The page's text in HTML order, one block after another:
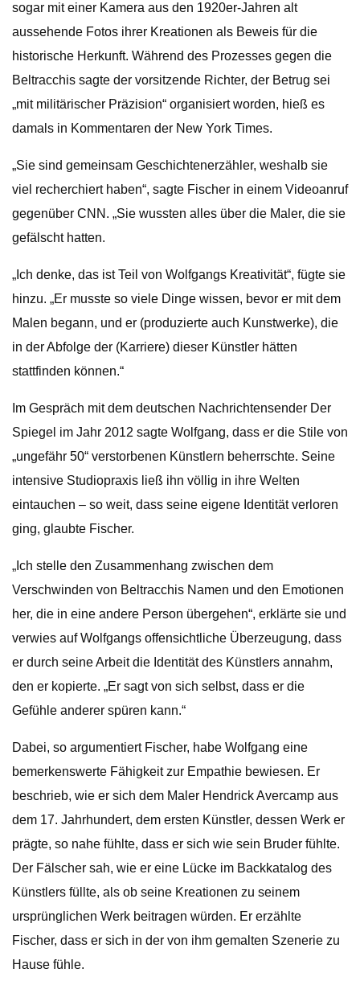
sogar mit einer Kamera aus den 1920er-Jahren alt
aussehende Fotos ihrer Kreationen als Beweis für die
historische Herkunft. Während des Prozesses gegen die
Beltracchis sagte der vorsitzende Richter, der Betrug sei
„mit militärischer Präzision“ organisiert worden, hieß es
damals in Kommentaren der New York Times.
„Sie sind gemeinsam Geschichtenerzähler, weshalb sie
viel recherchiert haben“, sagte Fischer in einem Videoanruf
gegenüber CNN. „Sie wussten alles über die Maler, die sie
gefälscht hatten.
„Ich denke, das ist Teil von Wolfgangs Kreativität“, fügte sie
hinzu. „Er musste so viele Dinge wissen, bevor er mit dem
Malen begann, und er (produzierte auch Kunstwerke), die
in der Abfolge der (Karriere) dieser Künstler hätten
stattfinden können.“
Im Gespräch mit dem deutschen Nachrichtensender Der
Spiegel im Jahr 2012 sagte Wolfgang, dass er die Stile von
„ungefähr 50“ verstorbenen Künstlern beherrschte. Seine
intensive Studiopraxis ließ ihn völlig in ihre Welten
eintauchen – so weit, dass seine eigene Identität verloren
ging, glaubte Fischer.
„Ich stelle den Zusammenhang zwischen dem
Verschwinden von Beltracchis Namen und den Emotionen
her, die in eine andere Person übergehen“, erklärte sie und
verwies auf Wolfgangs offensichtliche Überzeugung, dass
er durch seine Arbeit die Identität des Künstlers annahm,
den er kopierte. „Er sagt von sich selbst, dass er die
Gefühle anderer spüren kann.“
Dabei, so argumentiert Fischer, habe Wolfgang eine
bemerkenswerte Fähigkeit zur Empathie bewiesen. Er
beschrieb, wie er sich dem Maler Hendrick Avercamp aus
dem 17. Jahrhundert, dem ersten Künstler, dessen Werk er
prägte, so nahe fühlte, dass er sich wie sein Bruder fühlte.
Der Fälscher sah, wie er eine Lücke im Backkatalog des
Künstlers füllte, als ob seine Kreationen zu seinem
ursprünglichen Werk beitragen würden. Er erzählte
Fischer, dass er sich in der von ihm gemalten Szenerie zu
Hause fühle.